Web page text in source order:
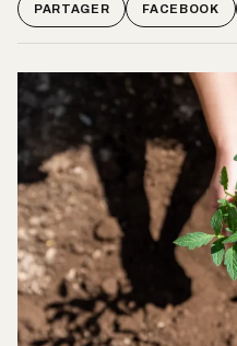
PARTAGER FACEBOOK